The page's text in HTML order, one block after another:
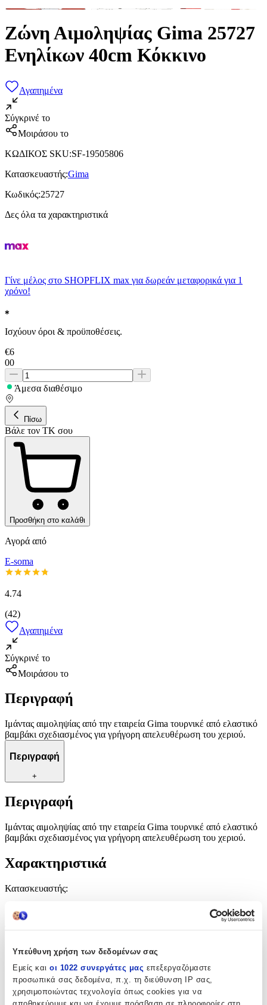
Υπεύθυνη χρήση των δεδομένων σας
Εμείς και οι 1022 συνεργάτες μας επεξεργαζόμαστε
προσωπικά σας δεδομένα, π.χ. τη διεύθυνση IP σας,
χρησιμοποιώντας τεχνολογία όπως cookies για να
Ζώνη Αιμοληψίας Gima 25727
Ενηλίκων 40cm Κόκκινο
Αγαπημένα
Σύγκρινέ το
Μοιράσου το
ΚΩΔΙΚΟΣ SKU:SF-19505806
Κατασκευαστής:Gima
Κωδικός:25727
Δες όλα τα χαρακτηριστικά
Γίνε μέλος στο SHOPFLIX max για δωρεάν μεταφορικά για 1
χρόνο!
Ισχύουν όροι & προϋποθέσεις.
€6
00
Άμεσα διαθέσιμο
Πίσω
Βάλε τον ΤΚ σου
Προσθήκη στο καλάθι
Αγορά από
E-soma
4.74
(42)
Αγαπημένα
Σύγκρινέ το
Μοιράσου το
Περιγραφή
Ιμάντας αιμοληψίας από την εταιρεία Gima τουρνικέ από ελαστικό
βαμβάκι σχεδιασμένος για γρήγορη απελευθέρωση του χεριού.
Περιγραφή
+
Περιγραφή
Ιμάντας αιμοληψίας από την εταιρεία Gima τουρνικέ από ελαστικό
βαμβάκι σχεδιασμένος για γρήγορη απελευθέρωση του χεριού.
Χαρακτηριστικά
Κατασκευαστής:
Τύπος:
Ενηλίκων
Μήκος Ιμάντα :
40